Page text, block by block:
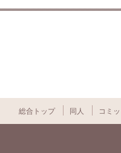
総合トップ 同人 コミ